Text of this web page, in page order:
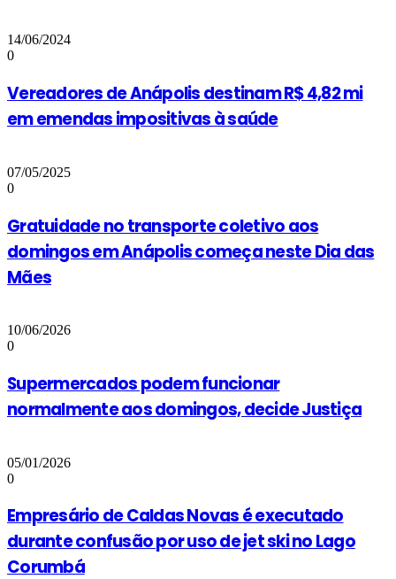
14/06/2024
0
Vereadores de Anápolis destinam R$ 4,82 mi
em emendas impositivas à saúde
07/05/2025
0
Gratuidade no transporte coletivo aos
domingos em Anápolis começa neste Dia das
Mães
10/06/2026
0
Supermercados podem funcionar
normalmente aos domingos, decide Justiça
05/01/2026
0
Empresário de Caldas Novas é executado
durante confusão por uso de jet ski no Lago
Corumbá